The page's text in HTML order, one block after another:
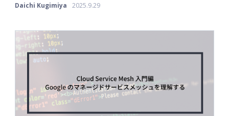
Daichi Kugimiya 2025.9.29